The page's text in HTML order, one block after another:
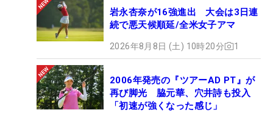
岩永杏奈が16強進出 大会は3日連
続で悪天候順延/全米女子アマ
2026年8月8日 (土) 10時20分 1
2006年発売の『ツアーAD PT』が
再び脚光 脇元華、穴井詩も投入
「初速が強くなった感じ」